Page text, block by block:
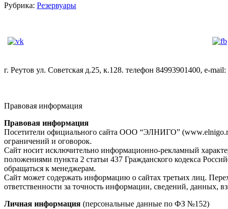
Рубрика: Резервуары
г. Реутов ул. Советская д.25, к.128. телефон 84993901400, e-
Правовая информация
Правовая информация
Посетители официального сайта ООО “ЭЛНИГО”
ограничений и оговорок.
Сайт носит исключительно информационно-рекламный
положениями пункта 2 статьи 437 Гражданского кодекса
обращаться к менеджерам.
Сайт может содержать информацию о сайтах третьих лиц.
ответственности за точность информации, сведений, данных,
Личная информация (персональные данные по ФЗ №152)